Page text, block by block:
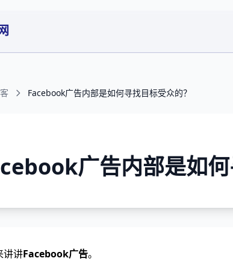
Facebook广告内部是如何寻找目标受众的？
广告内部是如何
讲讲Facebook广告。